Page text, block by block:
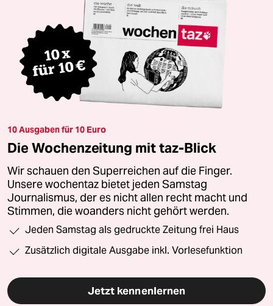
10 Ausgaben für 10 Euro
Die Wochenzeitung mit taz-Blick
Wir schauen den Superreichen auf die Finger.
Unsere wochentaz bietet jeden Samstag
Journalismus, der es nicht allen recht macht und
Stimmen, die woanders nicht gehört werden.
Jeden Samstag als gedruckte Zeitung frei Haus
Zusätzlich digitale Ausgabe inkl. Vorlesefunktion
Jetzt kennenlernen